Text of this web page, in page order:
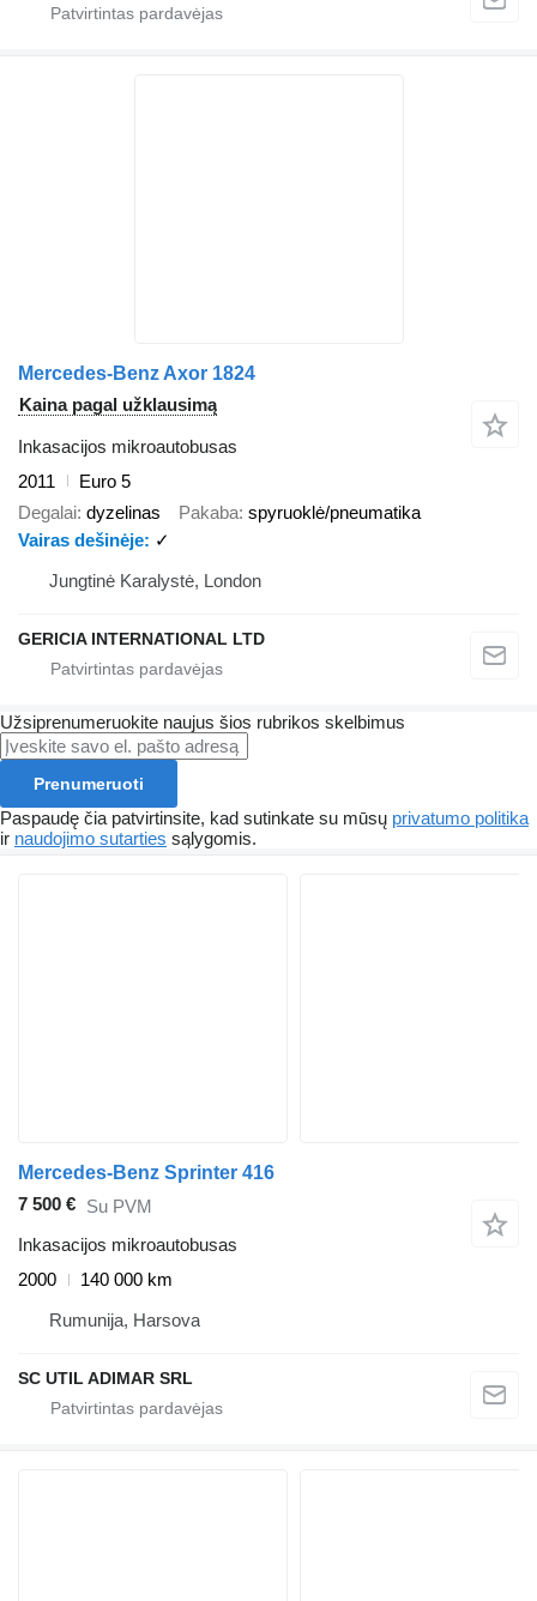
Mercedes-Benz Axor 1824
Kaina pagal užklausimą
Inkasacijos mikroautobusas
2011
Euro 5
Degalai dyzelinas Pakaba spyruoklė/pneumatika
Vairas dešinėje
✓
Jungtinė Karalystė, London
GERICIA INTERNATIONAL LTD
Užsiprenumeruokite naujus šios rubrikos skelbimus
Prenumeruoti
Paspaudę čia patvirtinsite, kad sutinkate su mūsų privatumo politika
ir naudojimo sutarties sąlygomis.
Mercedes-Benz Sprinter 416
7 500 € Su PVM
Inkasacijos mikroautobusas
2000
140 000 km
Rumunija, Harsova
SC UTIL ADIMAR SRL